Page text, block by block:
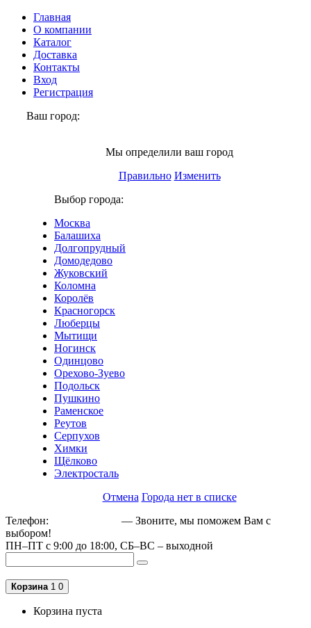
Главная
О компании
Каталог
Доставка
Контакты
Вход
Регистрация
Ваш город:
Мы определили ваш город
Правильно Изменить
Выбор города:
Москва
Балашиха
Долгопрудный
Домодедово
Жуковский
Коломна
Королёв
Красногорск
Люберцы
Мытищи
Ногинск
Одинцово
Орехово-Зуево
Подольск
Пушкино
Раменское
Реутов
Серпухов
Химки
Щёлково
Электросталь
Отмена Города нет в списке
Телефон:
— Звоните, мы поможем Вам с
выбором!
ПН–ПТ с 9:00 до 18:00, СБ–ВС – выходной
Корзина 1 0
Корзина пуста